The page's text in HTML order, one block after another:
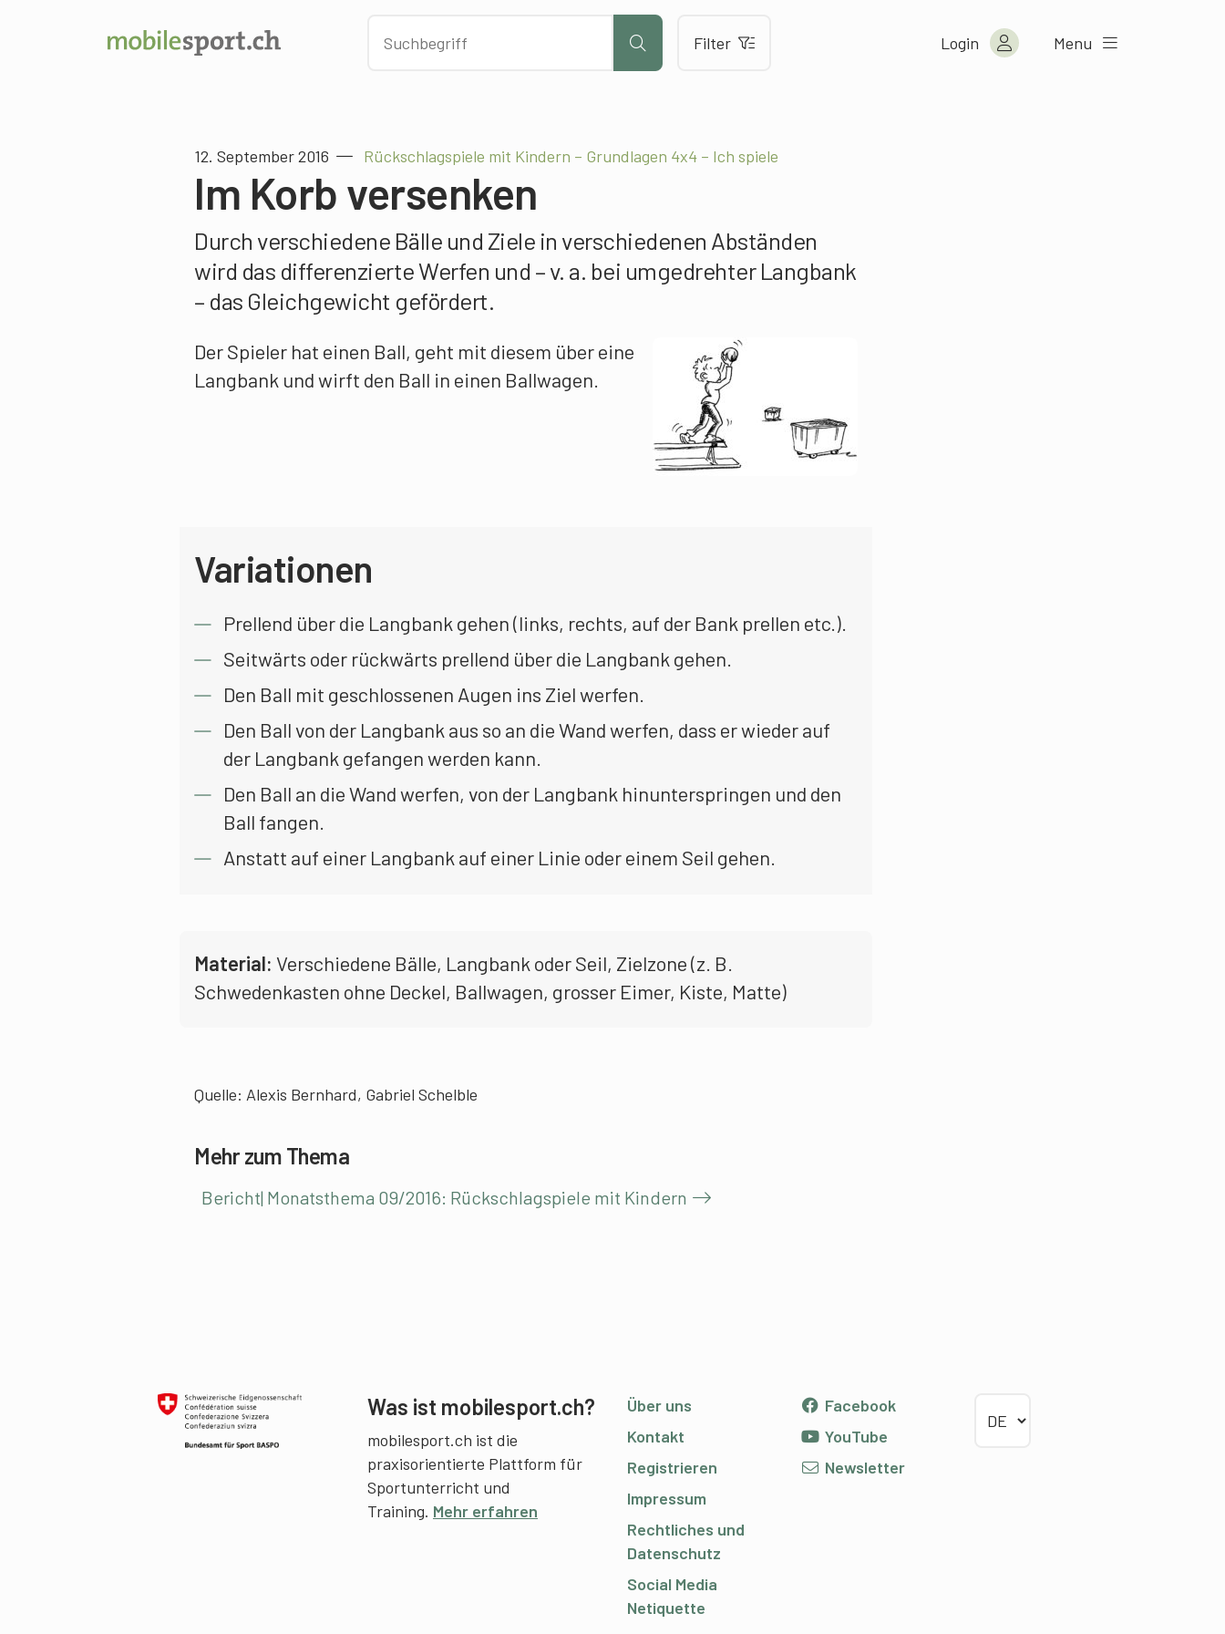
Filter Login Menu
12. September 2016 Rückschlagspiele mit Kindern – Grundlagen 4x4 – Ich spiele
Im Korb versenken
Durch verschiedene Bälle und Ziele in verschiedenen Abständen
wird das differenzierte Werfen und – v. a. bei umgedrehter Langbank
– das Gleichgewicht gefördert.
Der Spieler hat einen Ball, geht mit diesem über eine
Langbank und wirft den Ball in einen Ballwagen.
Variationen
Prellend über die Langbank gehen (links, rechts, auf der Bank prellen etc.).
Seitwärts oder rückwärts prellend über die Langbank gehen.
Den Ball mit geschlossenen Augen ins Ziel werfen.
Den Ball von der Langbank aus so an die Wand werfen, dass er wieder auf
der Langbank gefangen werden kann.
Den Ball an die Wand werfen, von der Langbank hinunterspringen und den
Ball fangen.
Anstatt auf einer Langbank auf einer Linie oder einem Seil gehen.
Material: Verschiedene Bälle, Langbank oder Seil, Zielzone (z. B.
Schwedenkasten ohne Deckel, Ballwagen, grosser Eimer, Kiste, Matte)
Quelle: Alexis Bernhard, Gabriel Schelble
Mehr zum Thema
Bericht| Monatsthema 09/2016: Rückschlagspiele mit Kindern
Was ist mobilesport.ch?
mobilesport.ch ist die
praxisorientierte Plattform für
Sportunterricht und
Training. Mehr erfahren
Über uns
Kontakt
Registrieren
Impressum
Rechtliches und
Datenschutz
Social Media
Netiquette
Facebook
YouTube
Newsletter